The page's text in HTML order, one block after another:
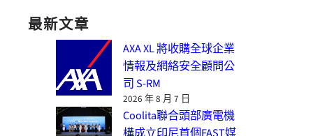
最新文章
AXA XL 將收購全球企業
情報及網絡安全顧問公
司 S-RM
2026 年 8 月 7 日
Coolita聯合頭部廣電機